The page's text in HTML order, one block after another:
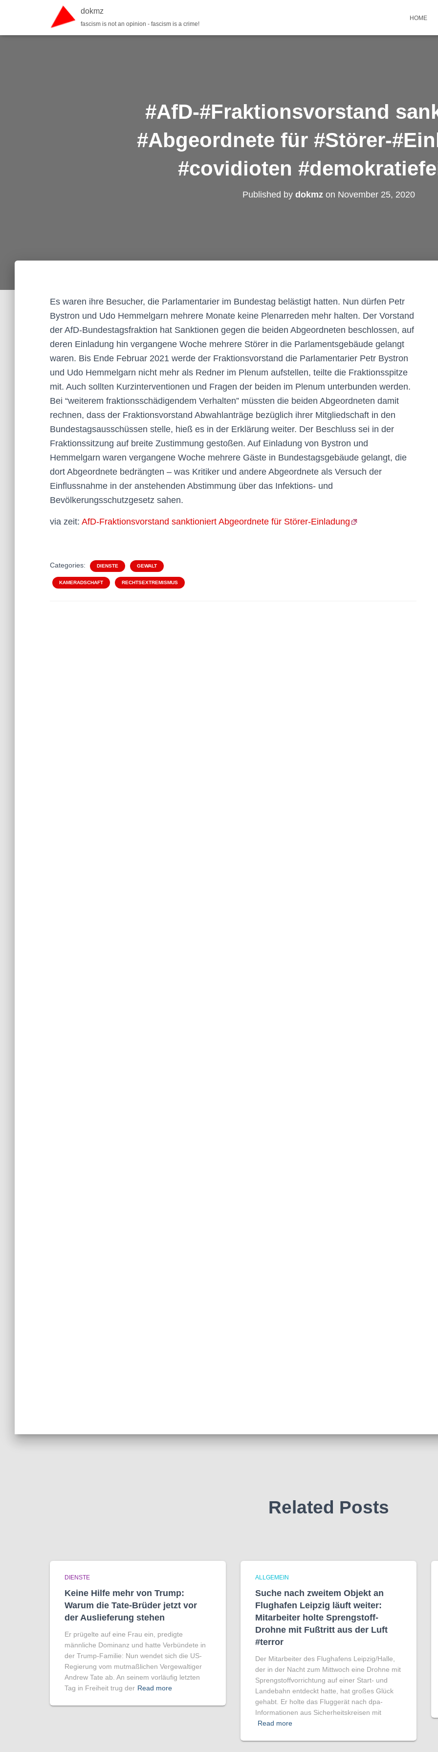
dokmz
fascism is not an opinion - fascism is a crime!
HOME
#AfD-#Fraktionsvorstand
#Abgeordnete für #Störer-
#covidioten
Published by dokmzon November 25, 2020
Es waren ihre Besucher, die Parlamentarier im Bundestag belästigt hatten. Nun dürfen Petr
Bystron und Udo Hemmelgarn mehrere Monate keine Plenarreden mehr halten. Der Vorstand
der AfD-Bundestagsfraktion hat Sanktionen gegen die beiden Abgeordneten beschlossen, auf
deren Einladung hin vergangene Woche mehrere Störer in die Parlamentsgebäude gelangt
waren. Bis Ende Februar 2021 werde der Fraktionsvorstand die Parlamentarier Petr Bystron
und Udo Hemmelgarn nicht mehr als Redner im Plenum aufstellen, teilte die Fraktionsspitze
mit. Auch sollten Kurzinterventionen und Fragen der beiden im Plenum unterbunden werden.
Bei “weiterem fraktionsschädigendem Verhalten” müssten die beiden Abgeordneten damit
rechnen, dass der Fraktionsvorstand Abwahlanträge bezüglich ihrer Mitgliedschaft in den
Bundestagsausschüssen stelle, hieß es in der Erklärung weiter. Der Beschluss sei in der
Fraktionssitzung auf breite Zustimmung gestoßen. Auf Einladung von Bystron und
Hemmelgarn waren vergangene Woche mehrere Gäste in Bundestagsgebäude gelangt, die
dort Abgeordnete bedrängten – was Kritiker und andere Abgeordnete als Versuch der
Einflussnahme in der anstehenden Abstimmung über das Infektions- und
Bevölkerungsschutzgesetz sahen.
via zeit: AfD-Fraktionsvorstand sanktioniert Abgeordnete für Störer-Einladung
Categories: DIENSTE GEWALT
KAMERADSCHAFT RECHTSEXTREMISMUS
Related Posts
DIENSTE
Keine Hilfe mehr von Trump:
Warum die Tate-Brüder jetzt vor
der Auslieferung stehen
Er prügelte auf eine Frau ein, predigte
männliche Dominanz und hatte Verbündete in
der Trump-Familie: Nun wendet sich die US-
Regierung vom mutmaßlichen Vergewaltiger
Andrew Tate ab. An seinem vorläufig letzten
Tag in Freiheit trug der Read more
ALLGEMEIN
Suche nach zweitem Objekt an
Flughafen Leipzig läuft weiter:
Mitarbeiter holte Sprengstoff-
Drohne mit Fußtritt aus der Luft
#terror
Der Mitarbeiter des Flughafens Leipzig/Halle,
der in der Nacht zum Mittwoch eine Drohne mit
Sprengstoffvorrichtung auf einer Start- und
Landebahn entdeckt hatte, hat großes Glück
gehabt. Er holte das Fluggerät nach dpa-
Informationen aus Sicherheitskreisen mit
Read more